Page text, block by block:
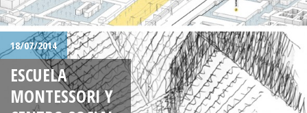
18/07/2014
ESCUELA
MONTESSORI Y